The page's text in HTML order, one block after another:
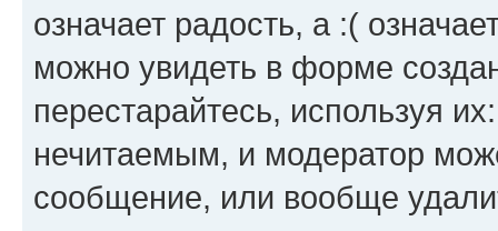
означает радость, а :(
можно увидеть в форме
перестарайтесь, используя
нечитаемым, и модератор
сообщение, или вообще